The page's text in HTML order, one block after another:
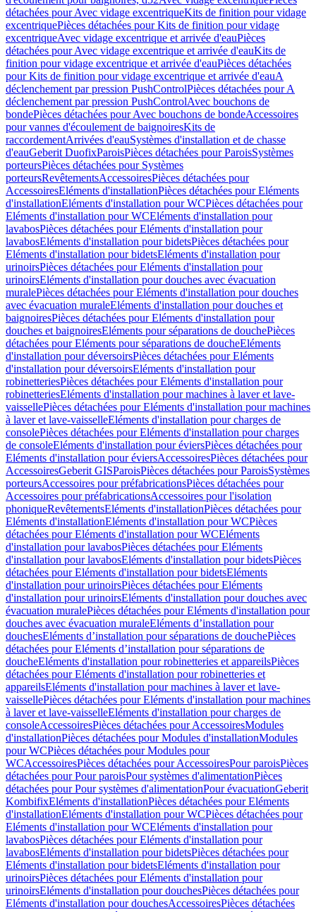
détachées pour Avec vidage excentriqueKits de finition pour vidage
excentriquePièces détachées pour Kits de finition pour vidage
excentriqueAvec vidage excentrique et arrivée d'eauPièces
détachées pour Avec vidage excentrique et arrivée d'eauKits de
finition pour vidage excentrique et arrivée d'eauPièces détachées
pour Kits de finition pour vidage excentrique et arrivée d'eauA
déclenchement par pression PushControlPièces détachées pour A
déclenchement par pression PushControlAvec bouchons de
bondePièces détachées pour Avec bouchons de bondeAccessoires
pour vannes d'écoulement de baignoiresKits de
raccordementArrivées d'eauSystèmes d'installation et de chasse
d'eauGeberit DuofixParoisPièces détachées pour ParoisSystèmes
porteursPièces détachées pour Systèmes
porteursRevêtementsAccessoiresPièces détachées pour
AccessoiresEléments d'installationPièces détachées pour Eléments
d'installationEléments d'installation pour WCPièces détachées pour
Eléments d'installation pour WCEléments d'installation pour
lavabosPièces détachées pour Eléments d'installation pour
lavabosEléments d'installation pour bidetsPièces détachées pour
Eléments d'installation pour bidetsEléments d'installation pour
urinoirsPièces détachées pour Eléments d'installation pour
urinoirsEléments d'installation pour douches avec évacuation
muralePièces détachées pour Eléments d'installation pour douches
avec évacuation muraleEléments d'installation pour douches et
baignoiresPièces détachées pour Eléments d'installation pour
douches et baignoiresEléments pour séparations de douchePièces
détachées pour Eléments pour séparations de doucheEléments
d'installation pour déversoirsPièces détachées pour Eléments
d'installation pour déversoirsEléments d'installation pour
robinetteriesPièces détachées pour Eléments d'installation pour
robinetteriesEléments d'installation pour machines à laver et lave-
vaissellePièces détachées pour Eléments d'installation pour machines
à laver et lave-vaisselleEléments d'installation pour charges de
consolePièces détachées pour Eléments d'installation pour charges
de consoleEléments d'installation pour éviersPièces détachées pour
Eléments d'installation pour éviersAccessoiresPièces détachées pour
AccessoiresGeberit GISParoisPièces détachées pour ParoisSystèmes
porteursAccessoires pour préfabricationsPièces détachées pour
Accessoires pour préfabricationsAccessoires pour l'isolation
phoniqueRevêtementsEléments d'installationPièces détachées pour
Eléments d'installationEléments d'installation pour WCPièces
détachées pour Eléments d'installation pour WCEléments
d'installation pour lavabosPièces détachées pour Eléments
d'installation pour lavabosEléments d'installation pour bidetsPièces
détachées pour Eléments d'installation pour bidetsEléments
d'installation pour urinoirsPièces détachées pour Eléments
d'installation pour urinoirsEléments d'installation pour douches avec
évacuation muralePièces détachées pour Eléments d'installation pour
douches avec évacuation muraleEléments d’installation pour
douchesEléments d’installation pour séparations de douchePièces
détachées pour Eléments d’installation pour séparations de
doucheEléments d'installation pour robinetteries et appareilsPièces
détachées pour Eléments d'installation pour robinetteries et
appareilsEléments d'installation pour machines à laver et lave-
vaissellePièces détachées pour Eléments d'installation pour machines
à laver et lave-vaisselleEléments d'installation pour charges de
consoleAccessoiresPièces détachées pour AccessoiresModules
d'installationPièces détachées pour Modules d'installationModules
pour WCPièces détachées pour Modules pour
WCAccessoiresPièces détachées pour AccessoiresPour paroisPièces
détachées pour Pour paroisPour systèmes d'alimentationPièces
détachées pour Pour systèmes d'alimentationPour évacuationGeberit
KombifixEléments d'installationPièces détachées pour Eléments
d'installationEléments d'installation pour WCPièces détachées pour
Eléments d'installation pour WCEléments d'installation pour
lavabosPièces détachées pour Eléments d'installation pour
lavabosEléments d'installation pour bidetsPièces détachées pour
Eléments d'installation pour bidetsEléments d'installation pour
urinoirsPièces détachées pour Eléments d'installation pour
urinoirsEléments d'installation pour douchesPièces détachées pour
Eléments d'installation pour douchesAccessoiresPièces détachées